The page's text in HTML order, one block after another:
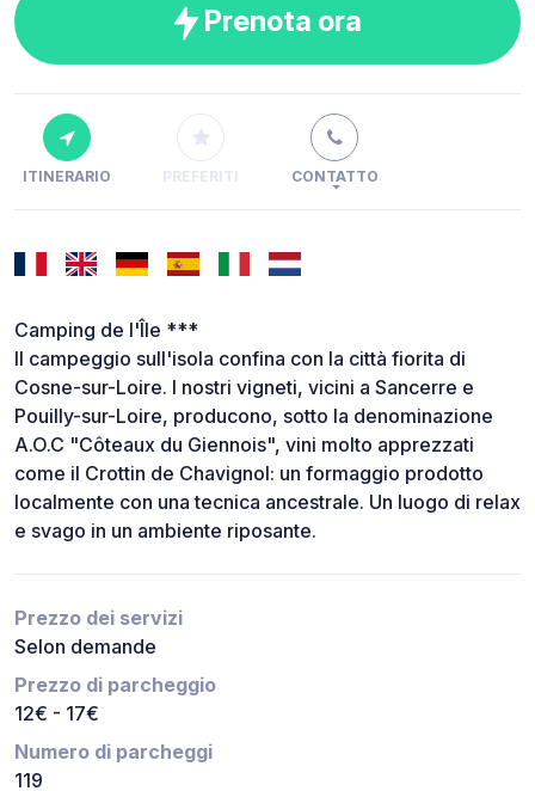
Prenota ora
ITINERARIO PREFERITI CONTATTO
Camping de l'Île ***
Il campeggio sull'isola confina con la città fiorita di
Cosne-sur-Loire. I nostri vigneti, vicini a Sancerre e
Pouilly-sur-Loire, producono, sotto la denominazione
A.O.C "Côteaux du Giennois", vini molto apprezzati
come il Crottin de Chavignol: un formaggio prodotto
localmente con una tecnica ancestrale. Un luogo di relax
e svago in un ambiente riposante.
Prezzo dei servizi
Selon demande
Prezzo di parcheggio
12€ - 17€
Numero di parcheggi
119